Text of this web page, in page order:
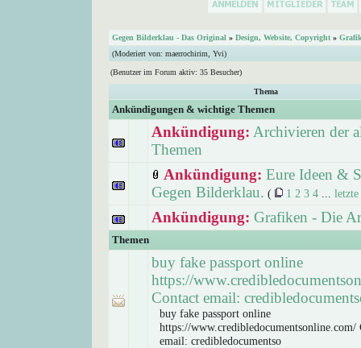
Gegen Bilderklau - Das Original » Design, Website, Copyright »
(Moderiert von: maerrochirim Yvi)
(Benutzer im Forum aktiv: 35 Besucher)
Thema
Ankündigungen & wichtige Themen
Ankündigung: Archivieren der
Themen
Ankündigung: Eure Ideen &
Gegen Bilderklau. ( 1 2 3 4 letzte
Ankündigung: Grafiken - Die
Themen
buy fake passport online
https://
Contact email:
buy fake passport online
https://www.credibledocumentsonline.com/
email: credibledocumentso